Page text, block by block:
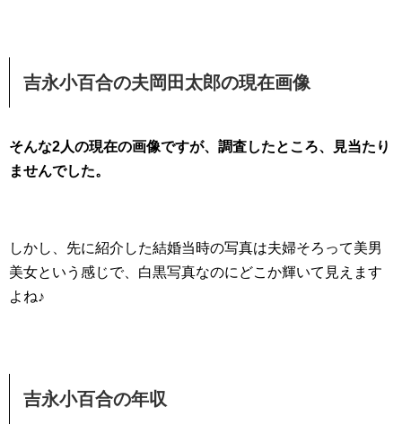
吉永小百合の夫岡田太郎の現在画像
そんな2人の現在の画像ですが、調査したところ、見当たり
ませんでした。
しかし、先に紹介した結婚当時の写真は夫婦そろって美男
美女という感じで、白黒写真なのにどこか輝いて見えます
よね♪
吉永小百合の年収